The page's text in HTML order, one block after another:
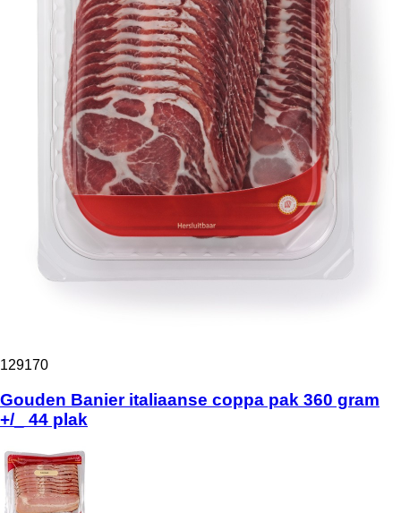
129170
Gouden Banier italiaanse coppa pak 360 gram
+/_ 44 plak